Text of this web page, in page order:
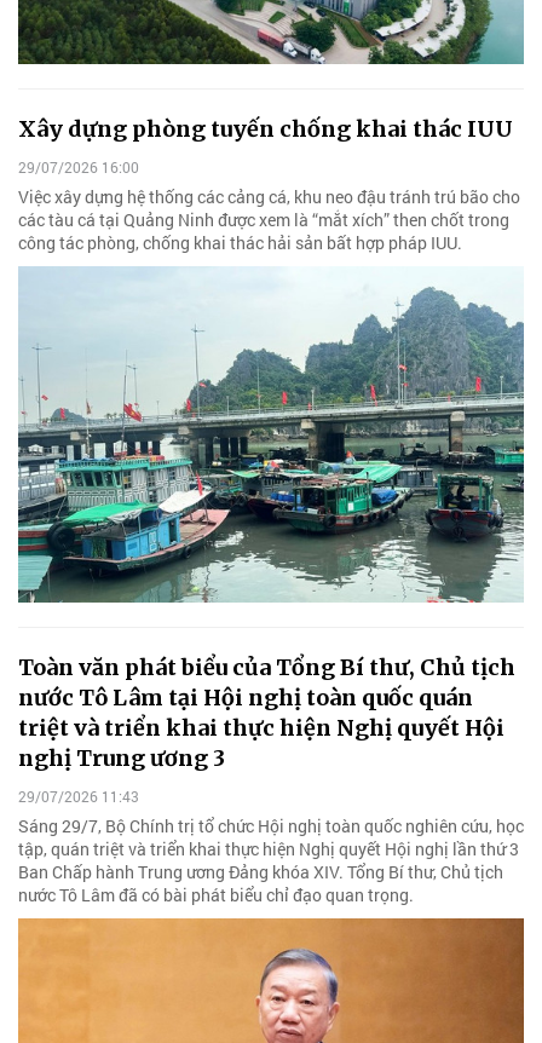
Xây dựng phòng tuyến chống khai thác IUU
29/07/2026 16:00
Việc xây dựng hệ thống các cảng cá, khu neo đậu tránh trú bão cho
các tàu cá tại Quảng Ninh được xem là “mắt xích” then chốt trong
công tác phòng, chống khai thác hải sản bất hợp pháp IUU.
Toàn văn phát biểu của Tổng Bí thư, Chủ tịch
nước Tô Lâm tại Hội nghị toàn quốc quán
triệt và triển khai thực hiện Nghị quyết Hội
nghị Trung ương 3
29/07/2026 11:43
Sáng 29/7, Bộ Chính trị tổ chức Hội nghị toàn quốc nghiên cứu, học
tập, quán triệt và triển khai thực hiện Nghị quyết Hội nghị lần thứ 3
Ban Chấp hành Trung ương Đảng khóa XIV. Tổng Bí thư, Chủ tịch
nước Tô Lâm đã có bài phát biểu chỉ đạo quan trọng.